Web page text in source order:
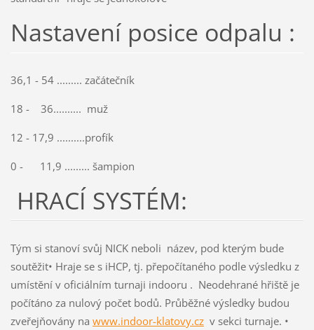
Nastavení posice odpalu :
36,1 - 54 ......... začátečník
18 - 36.......... muž
12 - 17,9 ..........profík
0 - 11,9 ......... šampion
HRACÍ SYSTÉM:
Tým si stanoví svůj NICK neboli název, pod kterým bude
soutěžit• Hraje se s iHCP, tj. přepočítaného podle výsledku z
umístění v oficiálním turnaji indooru . Neodehrané hřiště je
počítáno za nulový počet bodů. Průběžné výsledky budou
zveřejňovány na www.indoor-klatovy.czv sekci turnaje. •